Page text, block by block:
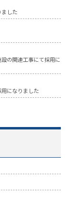
した
の関連工事にて採用に
になりました